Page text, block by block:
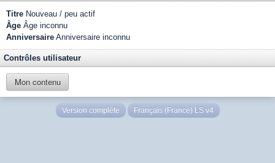
Titre Nouveau / peu actif
Âge Âge inconnu
Anniversaire Anniversaire inconnu
Contrôles utilisateur
Mon contenu
Version complète Français (France) LS v4